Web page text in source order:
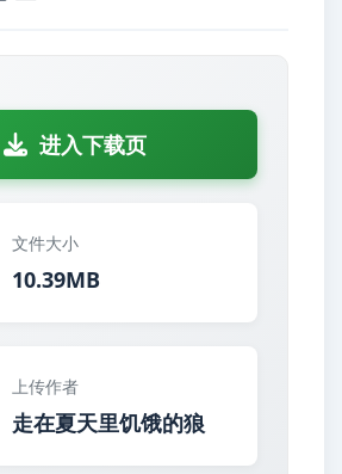
进入下载页
文件大小
10.39MB
上传作者
走在夏天里饥饿的狼